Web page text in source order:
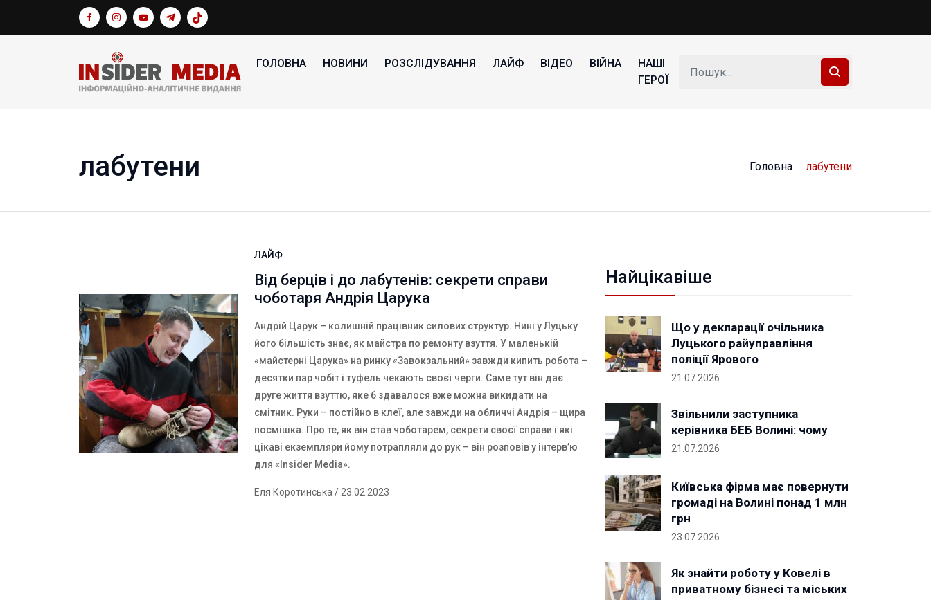
ГОЛОВНА НОВИНИ РОЗСЛІДУВАННЯ ЛАЙФ ВІДЕО ВІЙНА
НАШІ
ГЕРОЇ
лабутени Головна лабутени
ЛАЙФ
Від берців і до лабутенів: секрети справи
чоботаря Андрія Царука
Андрій Царук – колишній працівник силових структур. Нині у Луцьку
його більшість знає, як майстра по ремонту взуття. У маленькій
«майстерні Царука» на ринку «Завокзальний» завжди кипить робота –
десятки пар чобіт і туфель чекають своєї черги. Саме тут він дає
друге життя взуттю, яке б здавалося вже можна викидати на
смітник. Руки – постійно в клеї, але завжди на обличчі Андрія – щира
посмішка. Про те, як він став чоботарем, секрети своєї справи і які
цікаві екземпляри йому потрапляли до рук – він розповів у інтерв’ю
для «Insider Media».
Еля Коротинська / 23.02.2023
Найцікавіше
Що у декларації очільника
Луцького райуправління
поліції Ярового
21.07.2026
Звільнили заступника
керівника БЕБ Волині: чому
21.07.2026
Київська фірма має повернути
громаді на Волині понад 1 млн
грн
23.07.2026
Як знайти роботу у Ковелі в
приватному бізнесі та міських